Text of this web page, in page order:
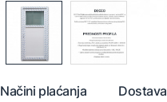
Načini plaćanja Dostava